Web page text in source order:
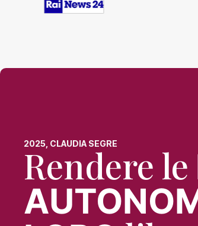
2025, CLAUDIA SEGRE
Rendere le